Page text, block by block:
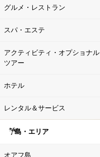
グルメ・レストラン
スパ・エステ
アクティビティ・オプショナル
ツアー
ホテル
レンタル＆サービス
島・エリア
オアフ島